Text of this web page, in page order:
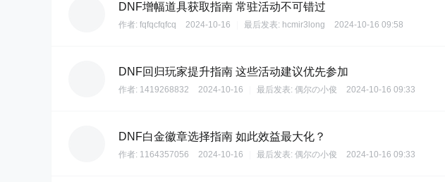
DNF增幅道具获取指南 常驻活动不可错过
作者: fqfqcfqfcq 2024-10-16 最后发表: hcmir3long 2024-10-16 09:58
DNF回归玩家提升指南 这些活动建议优先参加
作者: 1419268832 2024-10-16 最后发表: 偶尔の小俊 2024-10-16 09:33
DNF白金徽章选择指南 如此效益最大化？
作者: 1164357056 2024-10-16 最后发表: 偶尔の小俊 2024-10-16 09:33